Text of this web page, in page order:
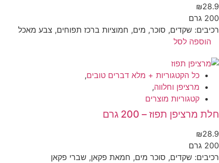
₪
גרם
שקדים, סוכר, מים, חמוציות ברכז תפוחים, צבע מאכל
הוספה לסל
כל הקטגוריות + מלא דברים טובים,
מרציפן וחלווה,
קטגוריות מוצרים
מרציפן תפוז – 200 גרם
₪
גרם
שקדים, סוכר מים, חמאת פקאן, שברי פקאן